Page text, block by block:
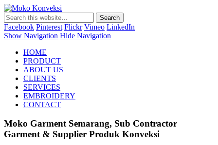
Jasa Bordir Komputer & Seragam Custom
Facebook Pinterest Flickr Vimeo LinkedIn
Show Navigation Hide Navigation
HOME
PRODUCT
ABOUT US
CLIENTS
SERVICES
EMBROIDERY
CONTACT
Moko Garment Semarang, Sub Contractor
Garment & Supplier Produk Konveksi